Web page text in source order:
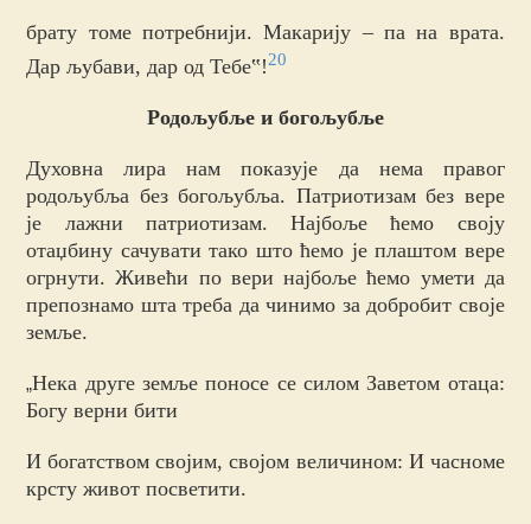
брату томе потребнији. Макарију – па на врата.
Дар љубави, дар од Тебе‟!20
Родољубље и богољубље
Духовна лира нам показује да нема правог
родољубља без богољубља. Патриотизам без вере
је лажни патриотизам. Најбоље ћемо своју
отаџбину сачувати тако што ћемо је плаштом вере
огрнути. Живећи по вери најбоље ћемо умети да
препознамо шта треба да чинимо за добробит своје
земље.
„Нека друге земље поносе се силом Заветом отаца:
Богу верни бити
И богатством својим, својом величином: И часноме
крсту живот посветити.